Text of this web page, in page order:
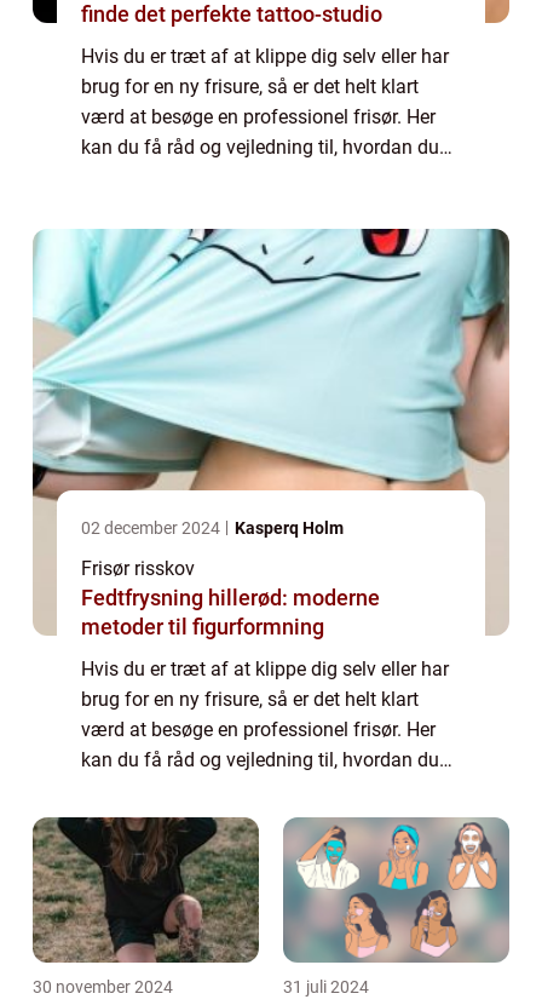
finde det perfekte tattoo-studio
Hvis du er træt af at klippe dig selv eller har
brug for en ny frisure, så er det helt klart
værd at besøge en professionel frisør. Her
kan du få råd og vejledning til, hvordan du
02 december 2024 Kasperq Holm
Frisør risskov
Fedtfrysning hillerød: moderne
metoder til figurformning
Hvis du er træt af at klippe dig selv eller har
brug for en ny frisure, så er det helt klart
værd at besøge en professionel frisør. Her
kan du få råd og vejledning til, hvordan du
være et bredt udvalg a...
30 november 2024 31 juli 2024